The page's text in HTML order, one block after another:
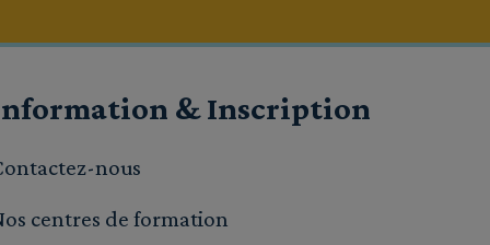
& Inscription
nous
centres de formation